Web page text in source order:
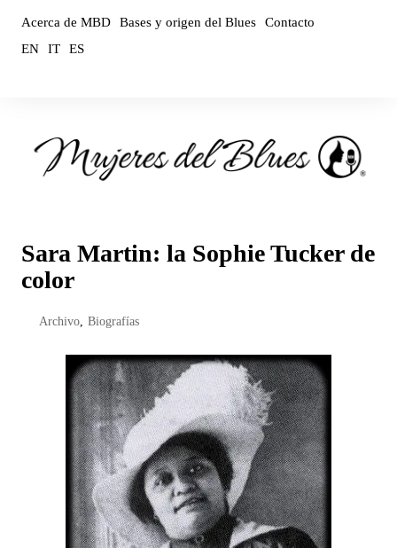
contenido
Acerca de MBD Bases y origen del Blues
Contacto
EN
IT ES
Sara Martin: la Sophie Tucker de
color
Archivo, Biografías